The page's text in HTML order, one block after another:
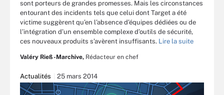
sont porteurs de grandes promesses. Mais les circonstances
entourant des incidents tels que celui dont Target a été
victime suggèrent qu’en l’absence d’équipes dédiées ou de
l’intégration d’un ensemble complexe d’outils de sécurité,
ces nouveaux produits s’avèrent insuffisants. Lire la suite
Valéry Rieß-Marchive, Rédacteur en chef
Actualités 25 mars 2014